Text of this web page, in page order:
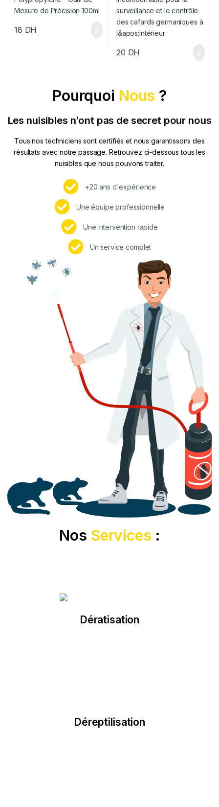
18 DH
20 DH
Pourquoi Nous ?
Les nuisibles n’ont pas de secret pour nous
Tous nos techniciens sont certifiés et nous garantissons des
résultats avec notre passage. Retrouvez ci-dessous tous les
nuisibles que nous pouvons traiter.
+20 ans d'expérience
Une équipe professionnelle
Une intervention rapide
Un service complet
Nos Services :
Dératisation
efficaces, respectueuses des normes de sécurité et
de l'environnement.
Déreptilisation
Nous utilisons des méthodes respectueuses de